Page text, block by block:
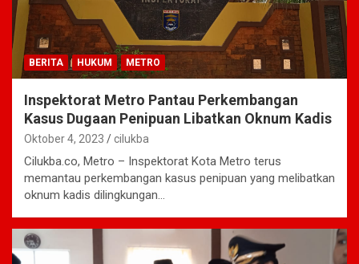
BERITA HUKUM METRO
Inspektorat Metro Pantau Perkembangan
Kasus Dugaan Penipuan Libatkan Oknum Kadis
Oktober 4, 2023 cilukba
Cilukba.co, Metro – Inspektorat Kota Metro terus
memantau perkembangan kasus penipuan yang melibatkan
oknum kadis dilingkungan…